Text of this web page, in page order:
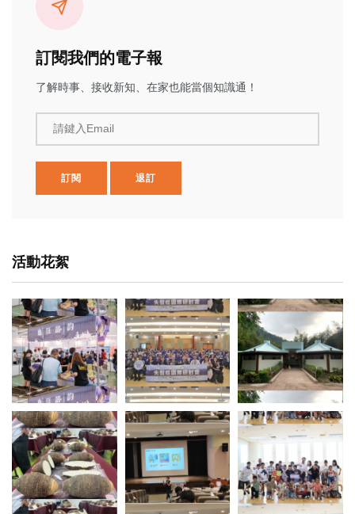
訂閱我們的電子報
了解時事、接收新知、在家也能當個知識通！
請鍵入Email
訂閱 退訂
活動花絮